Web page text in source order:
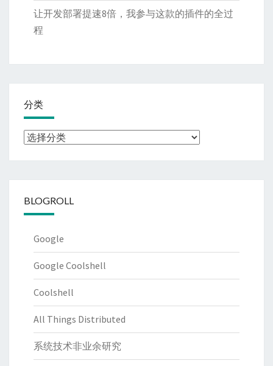
让开发部署提速8倍，我参与这款的插件的全过
程
分类
分
BLOGROLL
Google
Google Coolshell
Coolshell
All Things Distributed
系统技术非业余研究